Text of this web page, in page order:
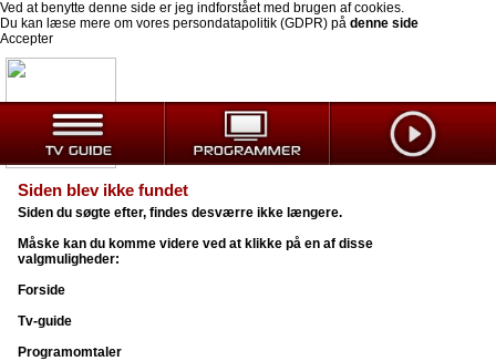
Ved at benytte denne side er jeg indforstået med brugen af cookies.
Du kan læse mere om vores persondatapolitik (GDPR) på denne side
Accepter
Siden blev ikke fundet
Siden du søgte efter, findes desværre ikke længere.
Måske kan du komme videre ved at klikke på en af disse
valgmuligheder:
Forside
Tv-guide
Programomtaler